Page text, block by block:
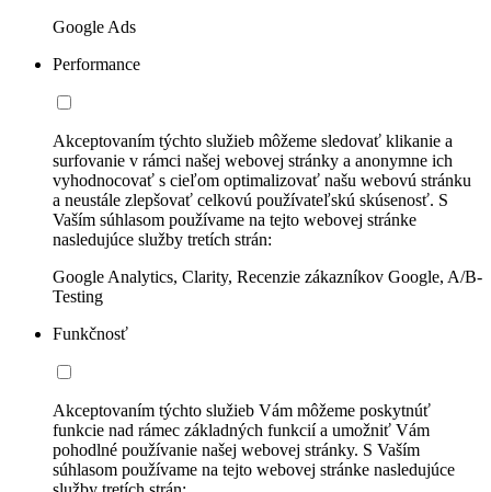
Google Ads
Performance
Akceptovaním týchto služieb môžeme sledovať klikanie a
surfovanie v rámci našej webovej stránky a anonymne ich
vyhodnocovať s cieľom optimalizovať našu webovú stránku
a neustále zlepšovať celkovú používateľskú skúsenosť. S
Vaším súhlasom používame na tejto webovej stránke
nasledujúce služby tretích strán:
Google Analytics, Clarity, Recenzie zákazníkov Google, A/B-
Testing
Funkčnosť
Akceptovaním týchto služieb Vám môžeme poskytnúť
funkcie nad rámec základných funkcií a umožniť Vám
pohodlné používanie našej webovej stránky. S Vaším
súhlasom používame na tejto webovej stránke nasledujúce